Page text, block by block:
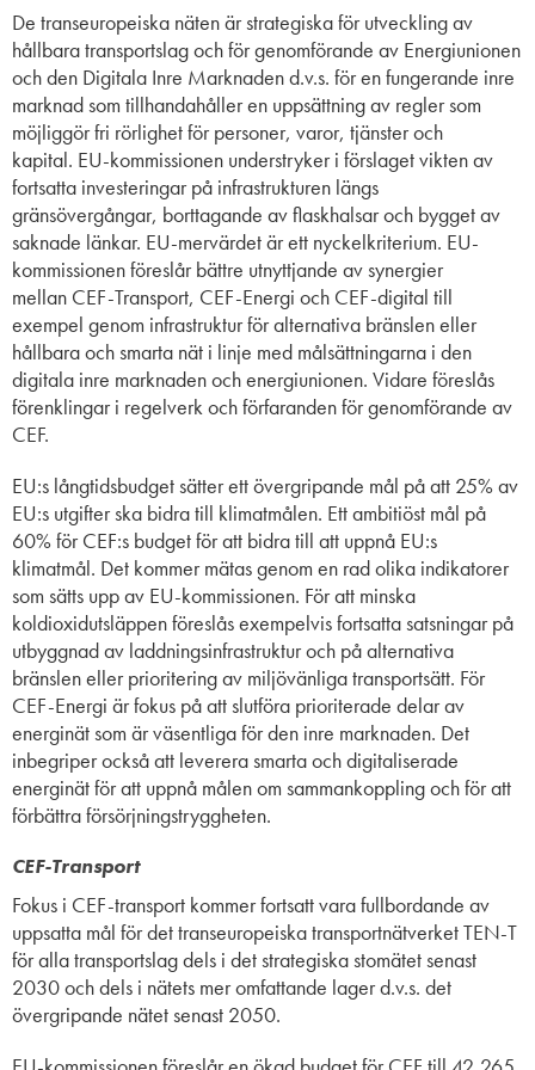
De transeuropeiska näten är strategiska för utveckling av
hållbara transportslag och för genomförande av Energiunionen
och den Digitala Inre Marknaden d.v.s. för en fungerande inre
marknad som tillhandahåller en uppsättning av regler som
möjliggör fri rörlighet för personer, varor, tjänster och
kapital. EU-kommissionen understryker i förslaget vikten av
fortsatta investeringar på infrastrukturen längs
gränsövergångar, borttagande av flaskhalsar och bygget av
saknade länkar. EU-mervärdet är ett nyckelkriterium. EU-
kommissionen föreslår bättre utnyttjande av synergier
mellan CEF-Transport, CEF-Energi och CEF-digital till
exempel genom infrastruktur för alternativa bränslen eller
hållbara och smarta nät i linje med målsättningarna i den
digitala inre marknaden och energiunionen. Vidare föreslås
förenklingar i regelverk och förfaranden för genomförande av
CEF.
EU:s långtidsbudget sätter ett övergripande mål på att 25% av
EU:s utgifter ska bidra till klimatmålen. Ett ambitiöst mål på
60% för CEF:s budget för att bidra till att uppnå EU:s
klimatmål. Det kommer mätas genom en rad olika indikatorer
som sätts upp av EU-kommissionen. För att minska
koldioxidutsläppen föreslås exempelvis fortsatta satsningar på
utbyggnad av laddningsinfrastruktur och på alternativa
bränslen eller prioritering av miljövänliga transportsätt. För
CEF-Energi är fokus på att slutföra prioriterade delar av
energinät som är väsentliga för den inre marknaden. Det
inbegriper också att leverera smarta och digitaliserade
energinät för att uppnå målen om sammankoppling och för att
förbättra försörjningstryggheten.
CEF-Transport
Fokus i CEF-transport kommer fortsatt vara fullbordande av
uppsatta mål för det transeuropeiska transportnätverket TEN-T
för alla transportslag dels i det strategiska stomätet senast
2030 och dels i nätets mer omfattande lager d.v.s. det
övergripande nätet senast 2050.